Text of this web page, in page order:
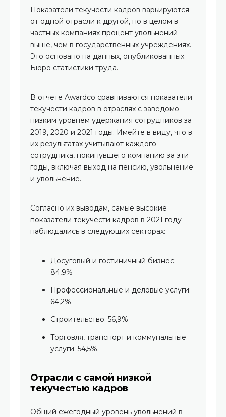
Показатели текучести кадров варьируются
от одной отрасли к другой, но в целом в
частных компаниях процент увольнений
выше, чем в государственных учреждениях.
Это основано на данных, опубликованных
Бюро статистики труда.
В отчете Awardco сравниваются показатели
текучести кадров в отраслях с заведомо
низким уровнем удержания сотрудников за
2019, 2020 и 2021 годы. Имейте в виду, что в
их результатах учитывают каждого
сотрудника, покинувшего компанию за эти
годы, включая выход на пенсию, увольнение
и увольнение.
Согласно их выводам, самые высокие
показатели текучести кадров в 2021 году
наблюдались в следующих секторах:
Досуговый и гостиничный бизнес:
84,9%
Профессиональные и деловые услуги:
64,2%
Строительство: 56,9%
Торговля, транспорт и коммунальные
услуги: 54,5%.
Отрасли с самой низкой
текучестью кадров
Общий ежегодный уровень увольнений в